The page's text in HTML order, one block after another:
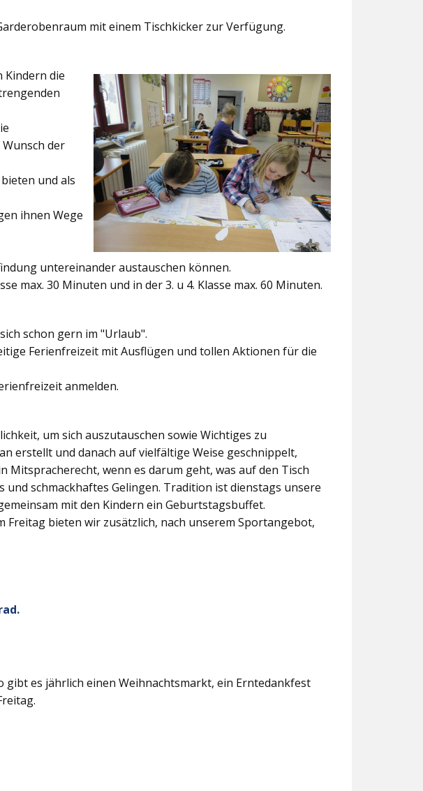
mit einem Tischkicker zur Verfügung.
Kindern die
der
und als
ihnen Wege
untereinander austauschen können.
max. 30 Minuten und in der 3. u 4. Klasse max. 60 Minuten.
schon gern im "Urlaub".
Ferienfreizeit mit Ausflügen und tollen Aktionen für die
anmelden.
um sich auszutauschen sowie Wichtiges zu
erstellt und danach auf vielfältige Weise geschnippelt,
Mitspracherecht, wenn es darum geht, was auf den Tisch
schmackhaftes Gelingen. Tradition ist dienstags unsere
mit den Kindern ein Geburtstagsbuffet.
bieten wir zusätzlich, nach unserem Sportangebot,
gibt es jährlich einen Weihnachtsmarkt, ein Erntedankfest